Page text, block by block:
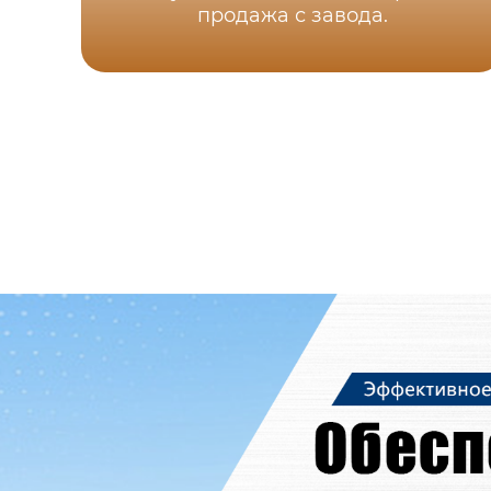
продажа с завода.